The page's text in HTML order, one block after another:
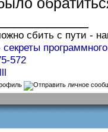
сбить с пути -
572